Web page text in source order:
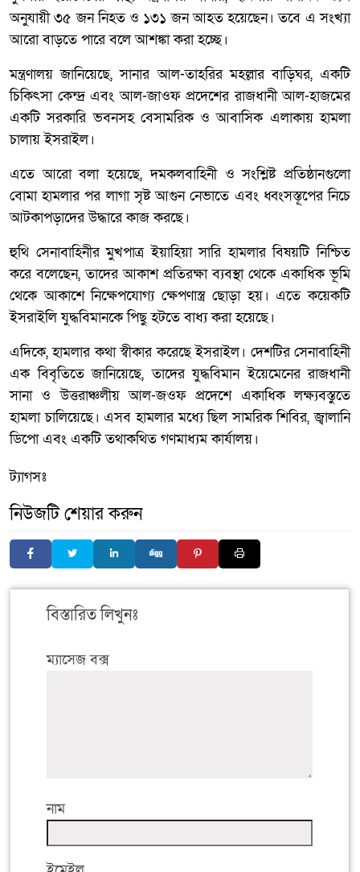
অনুযায়ী ৩৫ জন নিহত ও ১৩১ জন আহত হয়েছেন। তবে এ সংখ্যা
আরো বাড়তে পারে বলে আশঙ্কা করা হচ্ছে।
মন্ত্রণালয় জানিয়েছে, সানার আল-তাহরির মহল্লার বাড়িঘর, একটি
চিকিৎসা কেন্দ্র এবং আল-জাওফ প্রদেশের রাজধানী আল-হাজমের
একটি সরকারি ভবনসহ বেসামরিক ও আবাসিক এলাকায় হামলা
চালায় ইসরাইল।
এতে আরো বলা হয়েছে, দমকলবাহিনী ও সংশ্লিষ্ট প্রতিষ্ঠানগুলো
বোমা হামলার পর লাগা সৃষ্ট আগুন নেভাতে এবং ধ্বংসস্তূপের নিচে
আটকাপড়াদের উদ্ধারে কাজ করছে।
হুথি সেনাবাহিনীর মুখপাত্র ইয়াহিয়া সারি হামলার বিষয়টি নিশ্চিত
করে বলেছেন, তাদের আকাশ প্রতিরক্ষা ব্যবস্থা থেকে একাধিক ভূমি
থেকে আকাশে নিক্ষেপযোগ্য ক্ষেপণাস্ত্র ছোড়া হয়। এতে কয়েকটি
ইসরাইলি যুদ্ধবিমানকে পিছু হটতে বাধ্য করা হয়েছে।
এদিকে, হামলার কথা স্বীকার করেছে ইসরাইল। দেশটির সেনাবাহিনী
এক বিবৃতিতে জানিয়েছে, তাদের যুদ্ধবিমান ইয়েমেনের রাজধানী
সানা ও উত্তরাঞ্চলীয় আল-জওফ প্রদেশে একাধিক লক্ষ্যবস্তুতে
হামলা চালিয়েছে। এসব হামলার মধ্যে ছিল সামরিক শিবির, জ্বালানি
ডিপো এবং একটি তথাকথিত গণমাধ্যম কার্যালয়।
ট্যাগসঃ
নিউজটি শেয়ার করুন
বিস্তারিত লিখুনঃ
ম্যাসেজ বক্স
নাম